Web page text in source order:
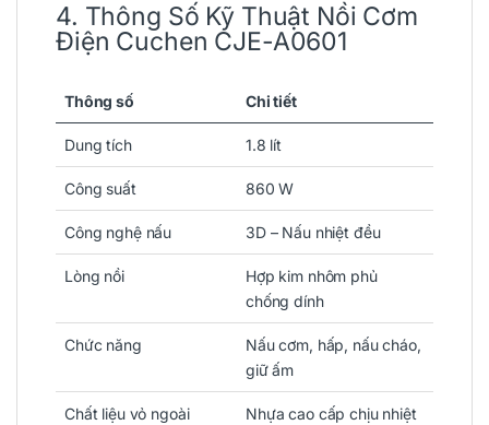
4. Thông Số Kỹ Thuật Nồi Cơm
Điện Cuchen CJE-A0601
Thông số Chi tiết
Dung tích 1.8 lít
Công suất 860 W
Công nghệ nấu 3D – Nấu nhiệt đều
Lòng nồi
Hợp kim nhôm phủ
chống dính
Chức năng
Nấu cơm, hấp, nấu cháo,
giữ ấm
Chất liệu vỏ ngoài Nhựa cao cấp chịu nhiệt